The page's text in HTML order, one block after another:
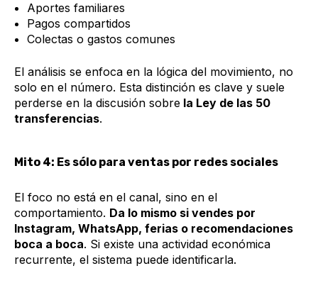
Aportes familiares
Pagos compartidos
Colectas o gastos comunes
El análisis se enfoca en la lógica del movimiento, no
solo en el número. Esta distinción es clave y suele
perderse en la discusión sobre la Ley de las 50
transferencias.
Mito 4: Es sólo para ventas por redes sociales
El foco no está en el canal, sino en el
comportamiento. Da lo mismo si vendes por
Instagram, WhatsApp, ferias o recomendaciones
boca a boca. Si existe una actividad económica
recurrente, el sistema puede identificarla.